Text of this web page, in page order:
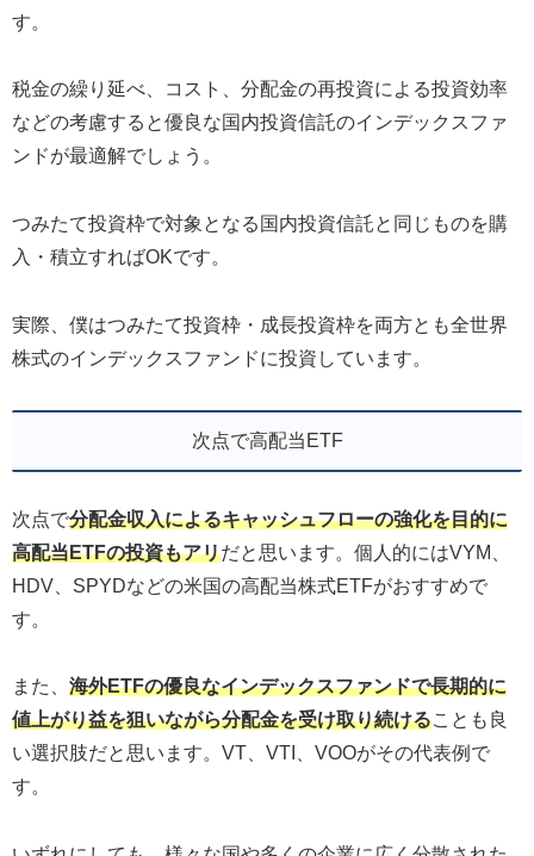
す。
税金の繰り延べ、コスト、分配金の再投資による投資効率
などの考慮すると優良な国内投資信託のインデックスファ
ンドが最適解でしょう。
つみたて投資枠で対象となる国内投資信託と同じものを購
入・積立すればOKです。
実際、僕はつみたて投資枠・成長投資枠を両方とも全世界
株式のインデックスファンドに投資しています。
次点で高配当ETF
次点で分配金収入によるキャッシュフローの強化を目的に
高配当ETFの投資もアリだと思います。個人的にはVYM、
HDV、SPYDなどの米国の高配当株式ETFがおすすめで
す。
また、 海外ETFの優良なインデックスファンドで長期的に
値上がり益を狙いながら分配金を受け取り続けることも良
い選択肢だと思います。VT、VTI、VOOがその代表例で
す。